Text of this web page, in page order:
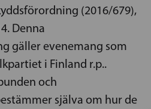
(2016/679),
Denna
gäller evenemang som
i Finland r.p..
och
själva om hur de